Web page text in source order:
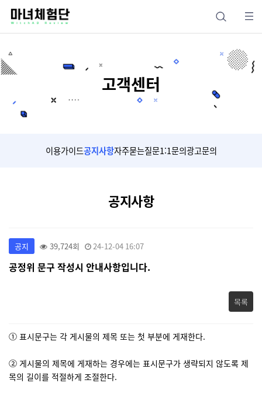
고객센터
이용가이드공지사항자주묻는질문1:1문의광고문의
공지사항
공지 39,724회 24-12-04 16:07
공정위 문구 작성시 안내사항입니다.
목록
① 표시문구는 각 게시물의 제목 또는 첫 부분에 게재한다.
② 게시물의 제목에 게재하는 경우에는 표시문구가 생략되지 않도록 제
목의 길이를 적절하게 조절한다.